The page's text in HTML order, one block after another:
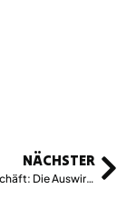
NÄCHSTER
Giftiges Geschäft: Die Auswirkung von Pestiziden